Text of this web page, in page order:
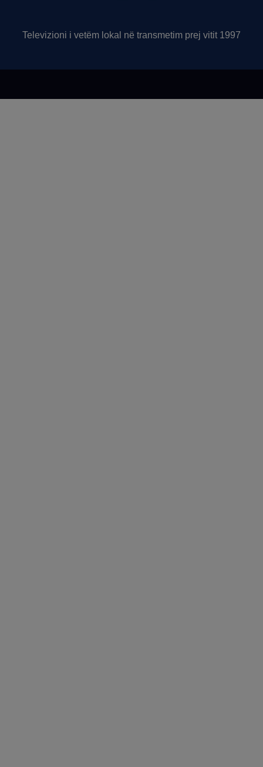
Televizioni i vetëm lokal në transmetim prej vitit 1997